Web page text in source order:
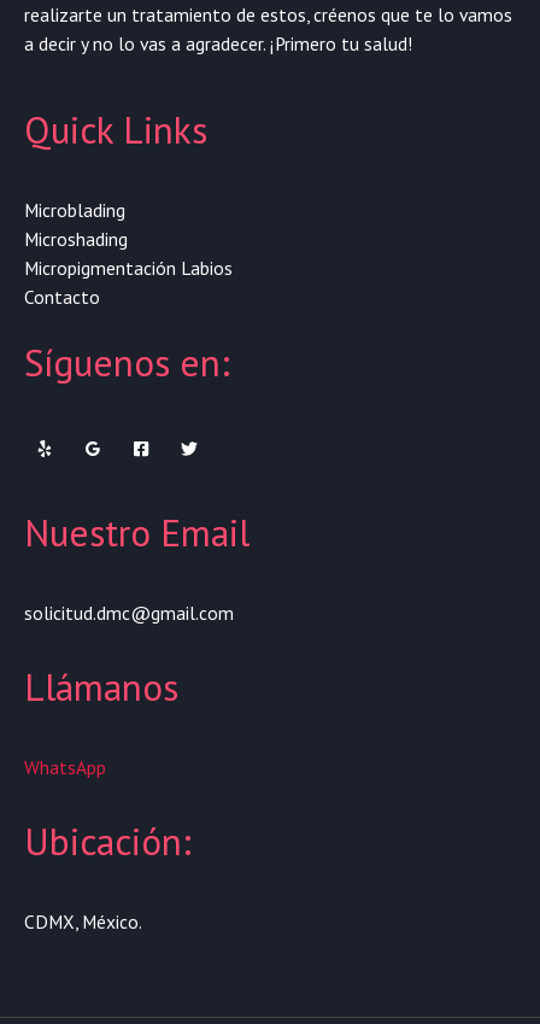
realizarte un tratamiento de estos, créenos que te lo vamos
a decir y no lo vas a agradecer. ¡Primero tu salud!
Quick Links
Microblading
Microshading
Micropigmentación Labios
Contacto
Síguenos en:
Nuestro Email
solicitud.dmc@gmail.com
Llámanos
WhatsApp
Ubicación:
CDMX, México.